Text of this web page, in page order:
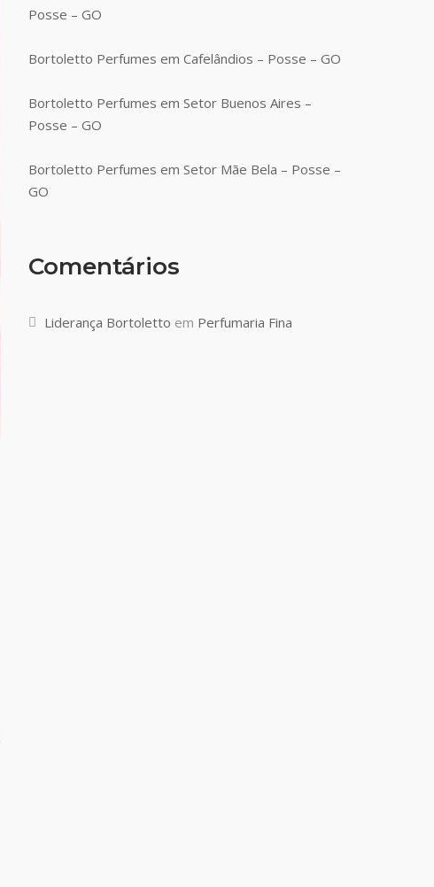
Posse – GO
Bortoletto Perfumes em Cafelândios – Posse – GO
Bortoletto Perfumes em Setor Buenos Aires –
Posse – GO
Bortoletto Perfumes em Setor Mãe Bela – Posse –
GO
Comentários
Liderança Bortoletto em Perfumaria Fina